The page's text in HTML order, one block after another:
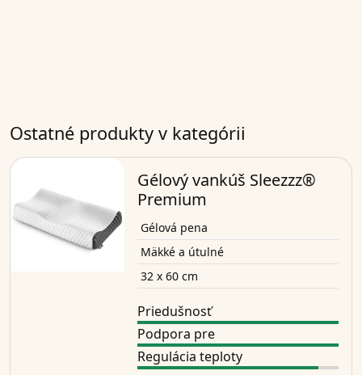
Ostatné produkty v kategórii
Gélový vankúš Sleezzz®
Premium
Gélová pena
Mäkké a útulné
32 x 60 cm
Priedušnosť
Podpora pre
Regulácia teploty